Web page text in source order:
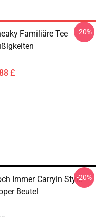
Familiäre Tee
£
-20%
Immer Carryin Style
Beutel
-20%